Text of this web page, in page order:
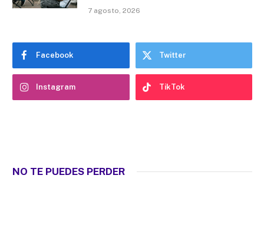
7 agosto, 2026
Facebook Twitter
Instagram TikTok
NO TE PUEDES PERDER